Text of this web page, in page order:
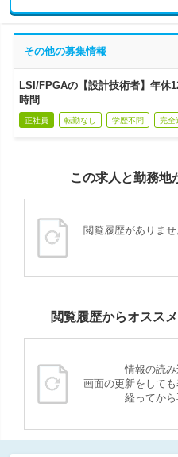
その他の募集情報
LSI/FPGAの【設計技術者】年
時間
正社員 転勤なし 学歴不問 完全
この求人と勤務地
閲覧履歴がありま
閲覧履歴からオスス
情報の読み
画面の更新をして
経ってから